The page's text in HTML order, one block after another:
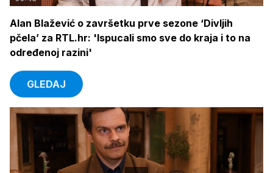
Alan Blažević o završetku prve sezone ‘Divljih
pčela’ za RTL.hr: 'Ispucali smo sve do kraja i to na
određenoj razini'
GLEDAJ